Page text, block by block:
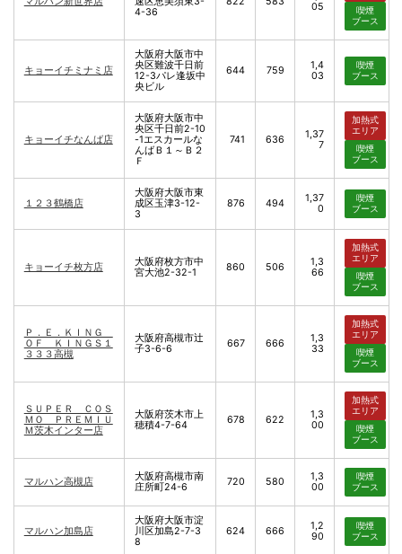
4-36
05
喫煙
ブース
キョーイチミナミ店
大阪府大阪市中
央区難波千日前
12-3パレ逢坂中
央ビル
644 759
1,4
03
喫煙
ブース
キョーイチなんば店
大阪府大阪市中
央区千日前2-10
-1エスカールな
んばＢ１～Ｂ２
Ｆ
741 636
1,37
7
加熱式
エリア
喫煙
ブース
１２３鶴橋店
大阪府大阪市東
成区玉津3-12-
3
876 494
1,37
0
喫煙
ブース
キョーイチ枚方店
大阪府枚方市中
宮大池2-32-1
860 506
1,3
66
加熱式
エリア
喫煙
ブース
Ｐ．Ｅ．ＫＩＮＧ
ＯＦ ＫＩＮＧＳ１
３３３高槻
大阪府高槻市辻
子3-6-6
667 666
1,3
33
加熱式
エリア
喫煙
ブース
ＳＵＰＥＲ ＣＯＳ
ＭＯ ＰＲＥＭＩＵ
Ｍ茨木インター店
大阪府茨木市上
穂積4-7-64
678 622
1,3
00
加熱式
エリア
喫煙
ブース
マルハン高槻店
大阪府高槻市南
庄所町24-6
720 580
1,3
00
喫煙
ブース
マルハン加島店
大阪府大阪市淀
川区加島2-7-3
8
624 666
1,2
90
喫煙
ブース